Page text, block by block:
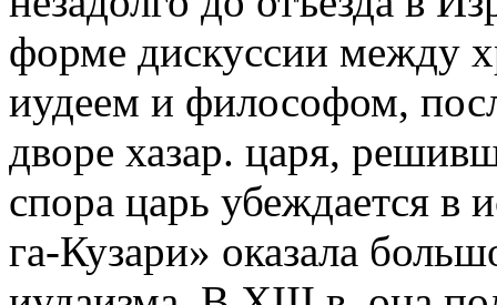
форме дискуссии между
иудеем и философом,
дворе хазар. царя,
спора царь убеждается в
га-Кузари» оказала